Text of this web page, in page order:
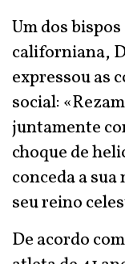
Um dos
californiana,
expressou as
social:
juntamente
choque de
conceda a
seu reino
De acordo